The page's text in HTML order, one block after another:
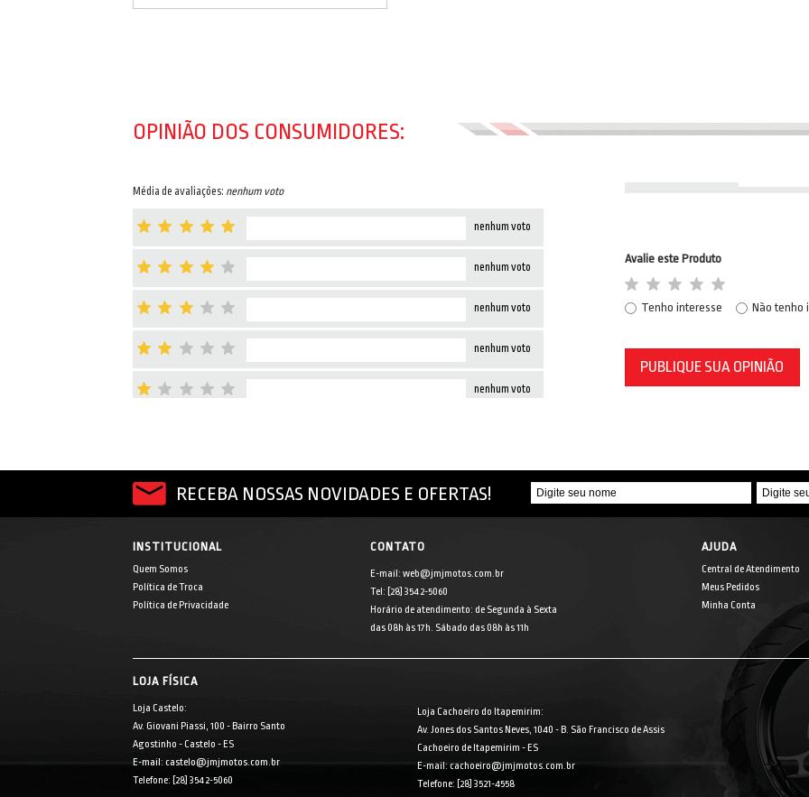
OPINIÃO DOS CONSUMIDORES:
Média de avaliações: nenhum voto
nenhum voto
nenhum voto
nenhum voto
nenhum voto
nenhum voto
Avalie este Produto
Tenho interesse Não tenho
PUBLIQUE SUA OPINIÃO
RECEBA NOSSAS NOVIDADES E OFERTAS!
INSTITUCIONAL
Quem Somos
Política de Troca
Política de Privacidade
CONTATO
E-mail: web@jmjmotos.com.br
Tel: [28] 3542-5060
Horário de atendimento: de Segunda à Sexta
das 08h às 17h. Sábado das 08h às 11h
AJUDA
Central de Atendimento
Meus Pedidos
Minha Conta
LOJA FÍSICA
Loja Castelo:
Av. Giovani Piassi, 100 - Bairro Santo
Agostinho - Castelo - ES
E-mail: castelo@jmjmotos.com.br
Telefone: [28] 3542-5060
Loja Cachoeiro do Itapemirim:
Av. Jones dos Santos Neves, 1040 - B. São Francisco de Assis
Cachoeiro de Itapemirim - ES
E-mail: cachoeiro@jmjmotos.com.br
Telefone: [28] 3521-4558